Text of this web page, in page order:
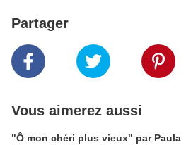
Partager
Vous aimerez aussi
"Ô mon chéri plus vieux" par Paula